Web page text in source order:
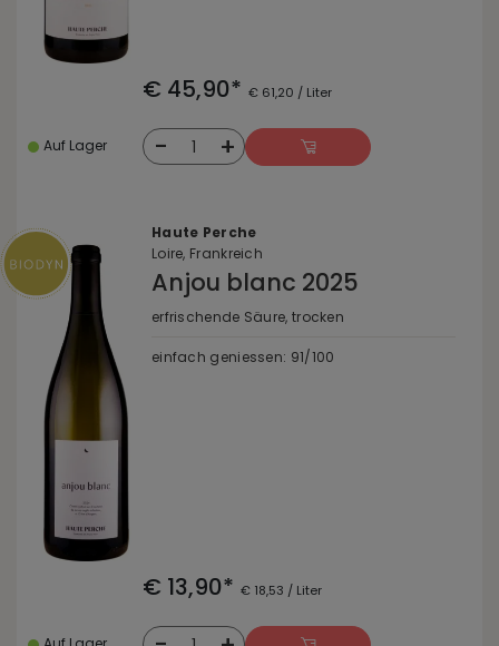
€ 45,90* € 61,20 / Liter
Auf Lager - 1 +
Haute Perche
Loire, Frankreich
Anjou blanc 2025
erfrischende Säure, trocken
einfach geniessen: 91/100
€ 13,90* € 18,53 / Liter